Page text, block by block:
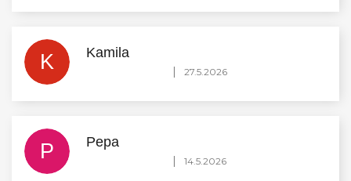
K Kamila
Hodnocení obchodu je 5 z 5 hvězdiček.
| 27.5.2026
P Pepa
Hodnocení obchodu je 5 z 5 hvězdiček.
| 14.5.2026